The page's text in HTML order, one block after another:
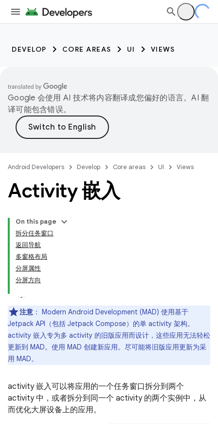
DEVELOP CORE AREAS UI VIEWS
Google 会使用 AI 技术将内容翻译成您偏好的语言。AI 翻
译可能包含错误。
Android Developers Develop Core areas UI Views
Activity 嵌入
On this page
拆分任务窗口
返回导航
多窗格布局
分屏属性
分屏方向
注意 ： Modern Android Development (MAD) 使用基于
Jetpack API（包括 Jetpack Compose）的单 activity 架构。
activity 嵌入专为多 activity 的旧版应用而设计，这些应用无法轻松
更新到 MAD。使用 MAD 创建新应用。尽可能将旧版应用更新为采
用 MAD。
activity 嵌入可以将应用的一个任务窗口拆分到两个
activity 中，或者拆分到同一个 activity 的两个实例中，从
而优化大屏设备上的应用。